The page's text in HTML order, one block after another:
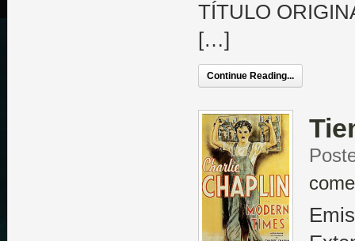
TÍTULO
[…]
Continue Reading...